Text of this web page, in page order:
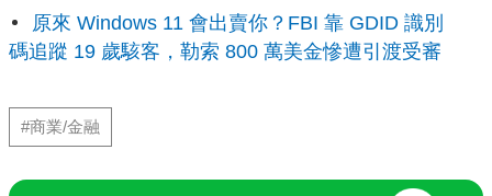
原來 Windows 11 會出賣你？FBI 靠 GDID 識別
碼追蹤 19 歲駭客，勒索 800 萬美金慘遭引渡受審
#商業/金融